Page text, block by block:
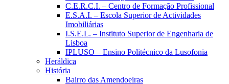
C.E.R.C.I. – Centro de Formação Profissional
E.S.A.I. – Escola Superior de Actividades
Imobiliárias
I.S.E.L. – Instituto Superior de Engenharia de
Lisboa
IPLUSO – Ensino Politécnico da Lusofonia
Heráldica
História
Bairro das Amendoeiras